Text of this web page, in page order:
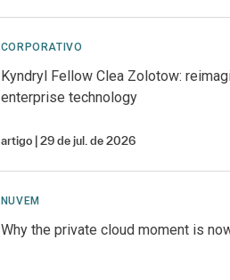
CORPORATIVO
Kyndryl Fellow Clea Zolotow:
enterprise technology
artigo 29 de jul. de 2026
NUVEM
Why the private cloud moment is